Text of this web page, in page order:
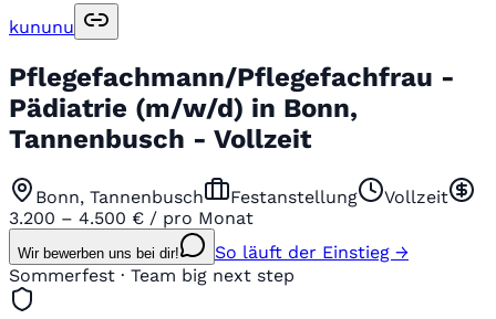
kununu
Pflegefachmann/Pflegefachfrau -
Pädiatrie (m/w/d) in Bonn,
Tannenbusch - Vollzeit
Bonn, Tannenbusch Festanstellung
Vollzeit
3.200 – 4.500 € / pro Monat
Wir bewerben uns bei dir!
So läuft der Einstieg →
Sommerfest · Team big next step